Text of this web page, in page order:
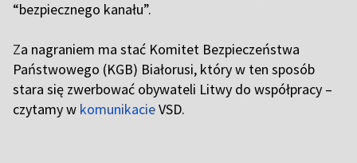
“bezpiecznego kanału”.
Za nagraniem ma stać Komitet Bezpieczeństwa
Państwowego (KGB) Białorusi, który w ten sposób
stara się zwerbować obywateli Litwy do współpracy –
czytamy w komunikacieVSD.